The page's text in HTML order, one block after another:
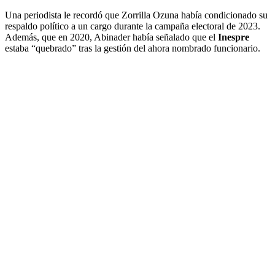
Una periodista le recordó que Zorrilla Ozuna había condicionado su
respaldo político a un cargo durante la campaña electoral de 2023.
Además, que en 2020, Abinader había señalado que el Inespre
estaba “quebrado” tras la gestión del ahora nombrado funcionario.